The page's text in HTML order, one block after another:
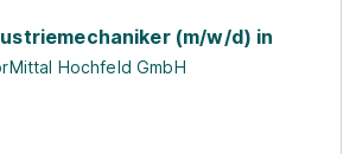
(m/w/d) in
Hochfeld GmbH